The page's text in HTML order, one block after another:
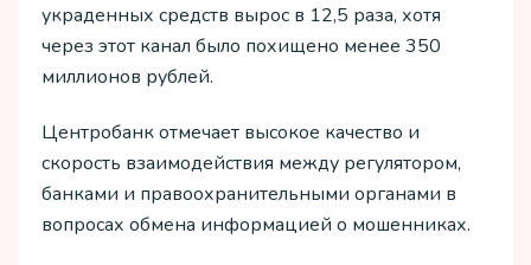
украденных средств вырос в 12,5 раза, хотя
через этот канал было похищено менее 350
миллионов рублей.
Центробанк отмечает высокое качество и
скорость взаимодействия между регулятором,
банками и правоохранительными органами в
вопросах обмена информацией о мошенниках.